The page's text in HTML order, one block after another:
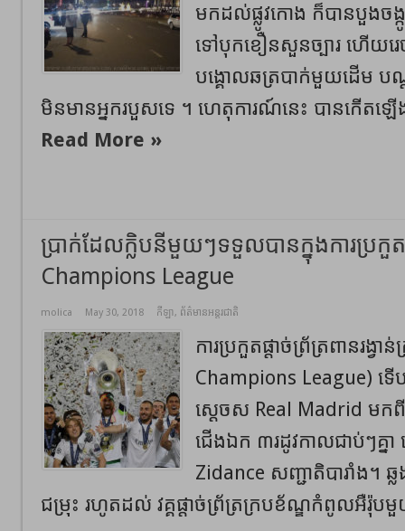
មកដល់ផ្លូវកោង ក៏បានបួងចង្
ទៅបុកខឿនសួនច្បារ ហើយរេ
បង្គោលឆត្របាក់មួយដើម បណ្
មិនមានអ្នករបួសទេ ។ ហេតុការណ៍នេះ បានកើតឡ
Read More »
ប្រាក់ដែលក្លិបនីមួយៗទទួលបានក្នុងការប្រកួត
Champions League
molica May 30, 2018 កីឡា, ព័ត៌មានអន្តរជាតិ
ការប្រកួតផ្តាច់ព្រ័ត្រពានរង្
Champions League) ទើ
ស្តេចស Real Madrid មកពី
ជើងឯក ៣រដូវកាលជាប់ៗគ្ន
Zidance សញ្ជាតិបារាំង។ ឆ្ល
ជម្រុះ រហូតដល់ វគ្គផ្តាច់ព្រ័ត្រក្របខ័ណ្ឌកំពូលអឺរ៉ុប